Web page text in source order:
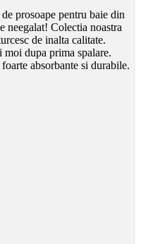
prosoape pentru baie din
neegalat! Colectia noastra
de inalta calitate.
dupa prima spalare.
absorbante si durabile.